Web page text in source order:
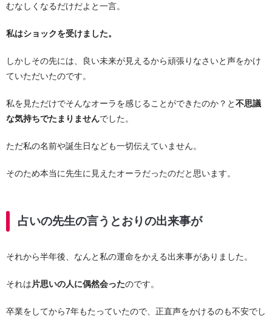
むなしくなるだけだよと一言。
私はショックを受けました。
しかしその先には、良い未来が見えるから頑張りなさいと声をかけ
ていただいたのです。
私を見ただけでそんなオーラを感じることができたのか？と不思議
な気持ちでたまりませんでした。
ただ私の名前や誕生日なども一切伝えていません。
そのため本当に先生に見えたオーラだったのだと思います。
占いの先生の言うとおりの出来事が
それから半年後、なんと私の運命をかえる出来事がありました。
それは片思いの人に偶然会ったのです。
卒業をしてから7年もたっていたので、正直声をかけるのも不安でし